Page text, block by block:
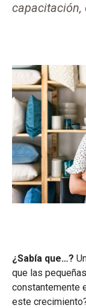
capacitación,
¿Sabía que…?
que las
constantemente
este